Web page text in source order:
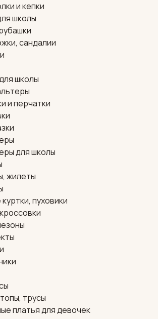
и кепки
школы
сандалии
школы
и перчатки
для школы
жилеты
пуховики
трусы
платья для девочек